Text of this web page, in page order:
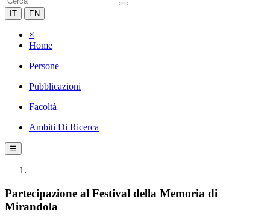
IT EN
×
Home
Persone
Pubblicazioni
Facoltà
Ambiti Di Ricerca
☰
Partecipazione al Festival della Memoria di
Mirandola